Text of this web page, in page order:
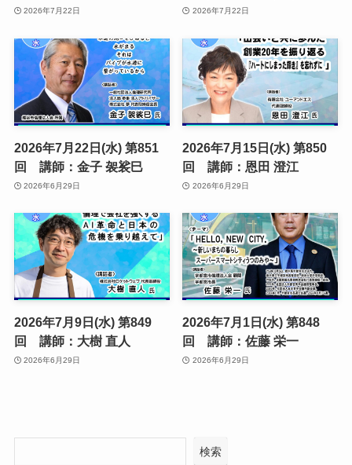
2026年7月22日 2026年7月22日
2026年7月22日(水) 第851
回 講師：金子 袈裟巳
2026年6月29日
2026年7月15日(水) 第850
回 講師：恩田 澄江
2026年6月29日
2026年7月9日(水) 第849
回 講師：大樹 直人
2026年6月29日
2026年7月1日(水) 第848
回 講師：佐藤 栄一
2026年6月29日
検索